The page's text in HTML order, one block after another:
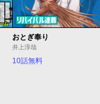
おとぎ奉り
井上淳哉
10話無料